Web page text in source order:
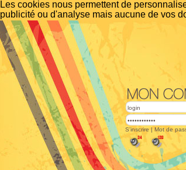
Les cookies nous permettent de
publicité ou d'analyse mais aucune de vos
S'inscrire | Mot de